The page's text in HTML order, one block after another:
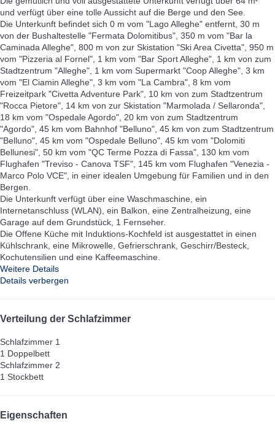
und verfügt über eine tolle Aussicht auf die Berge und den See.
Die Unterkunft befindet sich 0 m vom "Lago Alleghe" entfernt, 30 m
von der Bushaltestelle "Fermata Dolomitibus", 350 m vom "Bar la
Caminada Alleghe", 800 m von zur Skistation "Ski Area Civetta", 950 m
vom "Pizzeria al Fornel", 1 km vom "Bar Sport Alleghe", 1 km von zum
Stadtzentrum "Alleghe", 1 km vom Supermarkt "Coop Alleghe", 3 km
vom "El Ciamin Alleghe", 3 km vom "La Cambra", 8 km vom
Freizeitpark "Civetta Adventure Park", 10 km von zum Stadtzentrum
"Rocca Pietore", 14 km von zur Skistation "Marmolada / Sellaronda",
18 km vom "Ospedale Agordo", 20 km von zum Stadtzentrum
"Agordo", 45 km vom Bahnhof "Belluno", 45 km von zum Stadtzentrum
"Belluno", 45 km vom "Ospedale Belluno", 45 km vom "Dolomiti
Bellunesi", 50 km vom "QC Terme Pozza di Fassa", 130 km vom
Flughafen "Treviso - Canova TSF", 145 km vom Flughafen "Venezia -
Marco Polo VCE", in einer idealen Umgebung für Familien und in den
Bergen.
Die Unterkunft verfügt über eine Waschmaschine, ein
Internetanschluss (WLAN), ein Balkon, eine Zentralheizung, eine
Garage auf dem Grundstück, 1 Fernseher.
Die Offene Küche mit Induktions-Kochfeld ist ausgestattet in einen
Kühlschrank, eine Mikrowelle, Gefrierschrank, Geschirr/Besteck,
Kochutensilien und eine Kaffeemaschine.
Weitere Details
Details verbergen
Verteilung der Schlafzimmer
Schlafzimmer 1
1 Doppelbett
Schlafzimmer 2
1 Stockbett
Eigenschaften